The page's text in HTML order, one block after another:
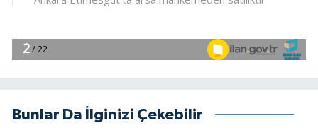
Bunlar Da İlginizi Çekebilir